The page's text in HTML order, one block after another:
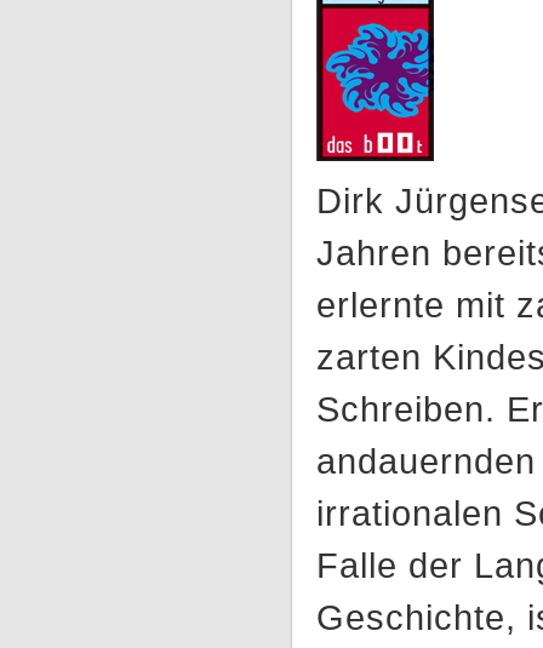
Dirk
Jahren
erlernte mit
zarten
Schreiben.
irrationalen
Falle der
Geschichte,